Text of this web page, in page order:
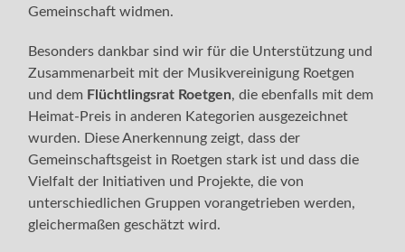
Gemeinschaft widmen.
Besonders dankbar sind wir für die Unterstützung und
Zusammenarbeit mit der Musikvereinigung Roetgen
und dem Flüchtlingsrat Roetgen, die ebenfalls mit dem
Heimat-Preis in anderen Kategorien ausgezeichnet
wurden. Diese Anerkennung zeigt, dass der
Gemeinschaftsgeist in Roetgen stark ist und dass die
Vielfalt der Initiativen und Projekte, die von
unterschiedlichen Gruppen vorangetrieben werden,
gleichermaßen geschätzt wird.